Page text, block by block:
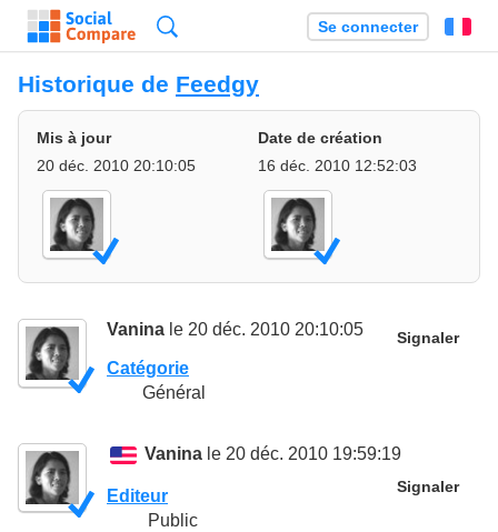
Se connecter
Historique de Feedgy
Mis à jour
20 déc. 2010 20:10:05
Date de création
16 déc. 2010 12:52:03
Vanina le 20 déc. 2010 20:10:05 Signaler
Catégorie
Général
Vanina le 20 déc. 2010 19:59:19
Signaler
Editeur
Public